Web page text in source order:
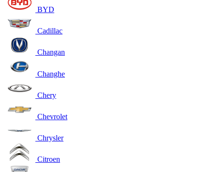
BYD
Cadillac
Changan
Changhe
Chery
Chevrolet
Chrysler
Citroen